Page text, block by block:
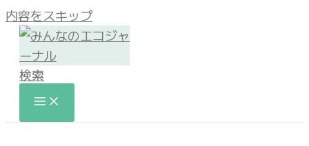
内容をスキップ
検索